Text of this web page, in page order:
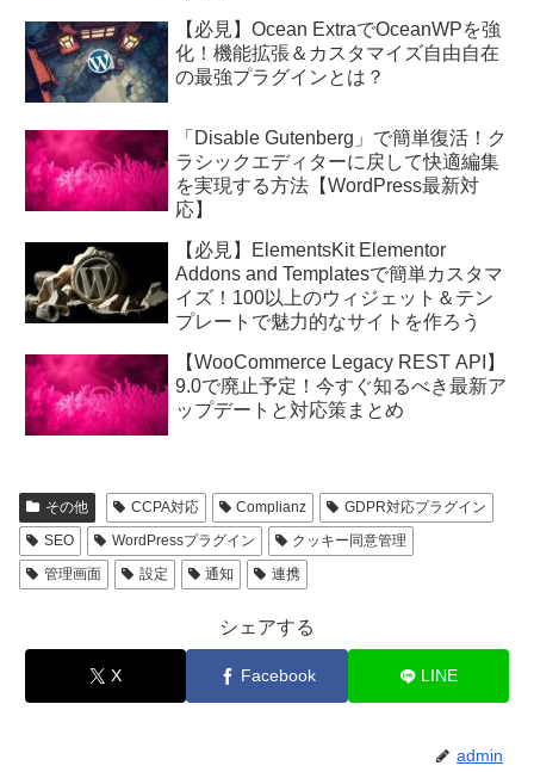
【必見】Ocean ExtraでOceanWPを強
化！機能拡張＆カスタマイズ自由自在
の最強プラグインとは？
「Disable Gutenberg」で簡単復活！ク
ラシックエディターに戻して快適編集
を実現する方法【WordPress最新対
応】
【必見】ElementsKit Elementor
Addons and Templatesで簡単カスタマ
イズ！100以上のウィジェット＆テン
プレートで魅力的なサイトを作ろう
【WooCommerce Legacy REST API】
9.0で廃止予定！今すぐ知るべき最新ア
ップデートと対応策まとめ
その他 CCPA対応 Complianz
GDPR対応プラグイン
SEO
WordPressプラグイン
クッキー同意管理
管理画面
設定 通知 連携
シェアする
X Facebook LINE
admin